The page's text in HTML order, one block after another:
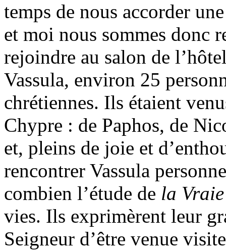
temps de nous accorder
et moi nous sommes donc
rejoindre au salon de
Vassula, environ 25
chrétiennes. Ils étaient
Chypre : de Paphos, de
et, pleins de joie et
rencontrer Vassula
combien l’étude de la
vies. Ils exprimèrent leur
Seigneur d’être venue